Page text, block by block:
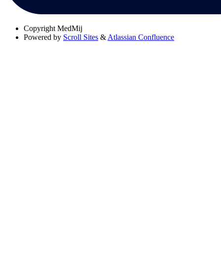
Copyright MedMij
Powered by Scroll Sites & Atlassian Confluence